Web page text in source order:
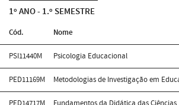
1º ANO - 1.º SEMESTRE
Cód. Nome
PSI11440M Psicologia Educacional
PED11169M Metodologias de Investigação em